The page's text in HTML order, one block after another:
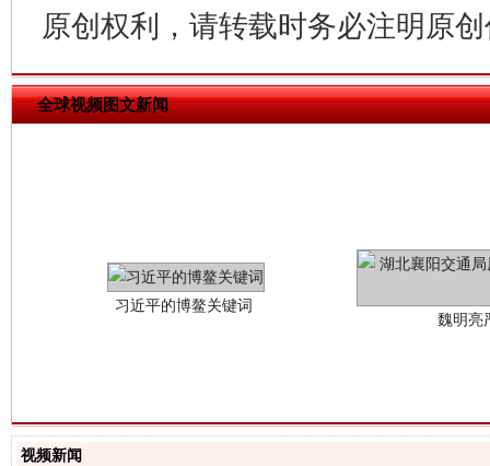
原创权利，请转载时务必注明原
全球视频图文新闻
视频新闻